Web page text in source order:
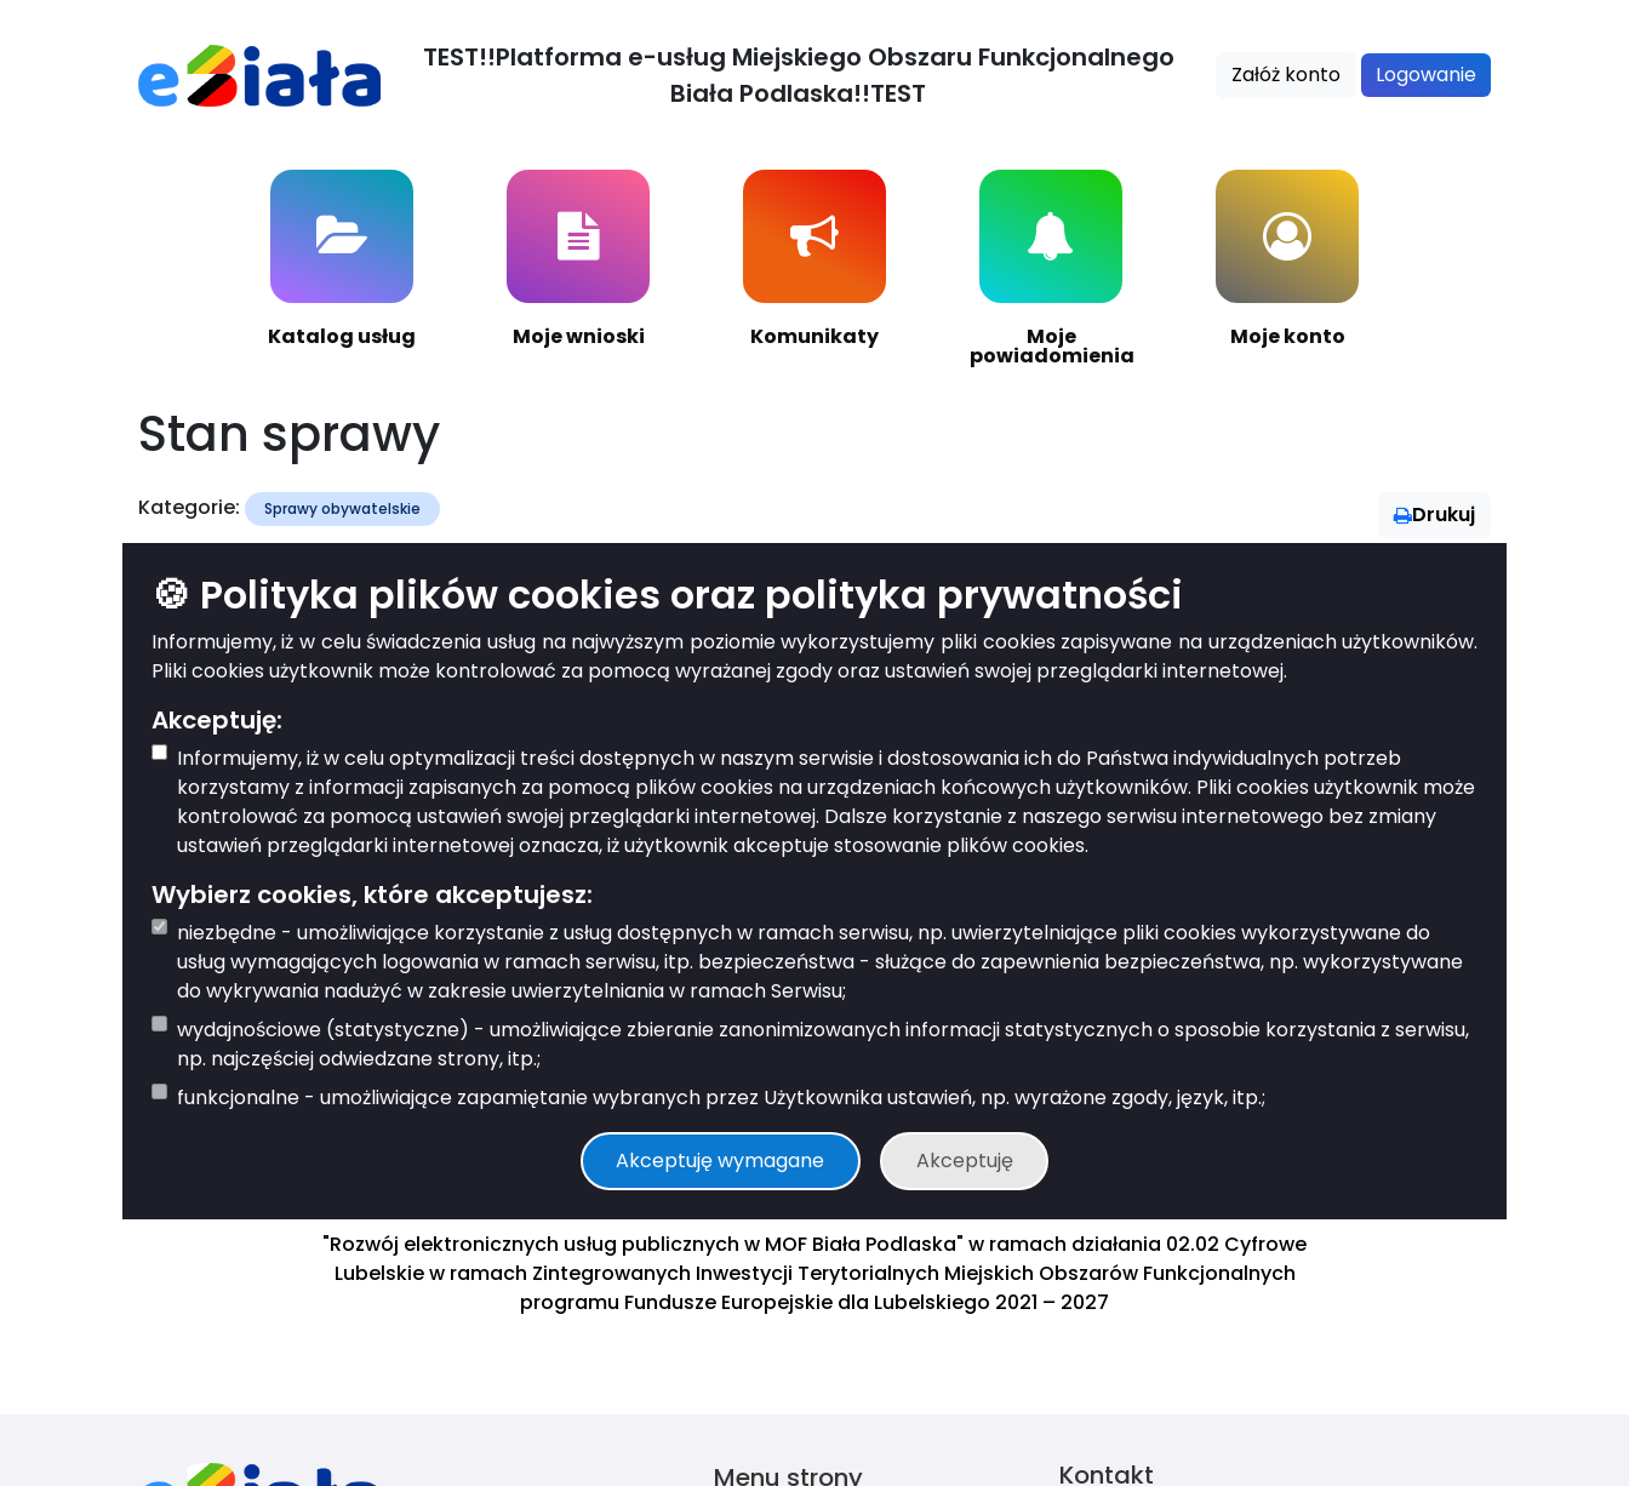
🍪 Polityka plików cookies oraz polityka prywatności
Informujemy, iż w celu świadczenia usług na najwyższym poziomie wykorzystujemy pliki cookies zapisywane na urządzeniach użytkowników.
Pliki cookies użytkownik może kontrolować za pomocą wyrażanej zgody oraz ustawień swojej przeglądarki internetowej.
Akceptuję:
Informujemy, iż w celu optymalizacji treści dostępnych w naszym serwisie i dostosowania ich do Państwa indywidualnych potrzeb
korzystamy z informacji zapisanych za pomocą plików cookies na urządzeniach końcowych użytkowników. Pliki cookies użytkownik może
kontrolować za pomocą ustawień swojej przeglądarki internetowej. Dalsze korzystanie z naszego serwisu internetowego bez zmiany
ustawień przeglądarki internetowej oznacza, iż użytkownik akceptuje stosowanie plików cookies.
Wybierz cookies, które akceptujesz:
niezbędne - umożliwiające korzystanie z usług dostępnych w ramach serwisu, np. uwierzytelniające pliki cookies wykorzystywane do
usług wymagających logowania w ramach serwisu, itp. bezpieczeństwa - służące do zapewnienia bezpieczeństwa, np. wykorzystywane
do wykrywania nadużyć w zakresie uwierzytelniania w ramach Serwisu;
wydajnościowe (statystyczne) - umożliwiające zbieranie zanonimizowanych informacji statystycznych o sposobie korzystania z serwisu,
np. najczęściej odwiedzane strony, itp.;
funkcjonalne - umożliwiające zapamiętanie wybranych przez Użytkownika ustawień, np. wyrażone zgody, język, itp.;
Akceptuję wymagane Akceptuję
TEST!!Platforma e-usług Miejskiego Obszaru Funkcjonalnego
Biała Podlaska!!TEST
Załóż konto Logowanie
Katalog usług Moje wnioski Komunikaty Moje
powiadomienia
Moje konto
Stan sprawy
Kategorie: Sprawy obywatelskie Drukuj
Informacja o stanie sprawy
Gdzie można załatwić tę sprawę?
Miejski Ośrodek Pomocy Społecznej
Urząd Gminy Biała Podlaska
Urząd Miasta Biała Podlaska
Powrót
"Rozwój elektronicznych usług publicznych w MOF Biała Podlaska" w ramach działania 02.02 Cyfrowe
Lubelskie w ramach Zintegrowanych Inwestycji Terytorialnych Miejskich Obszarów Funkcjonalnych
programu Fundusze Europejskie dla Lubelskiego 2021 – 2027
Menu strony Kontakt